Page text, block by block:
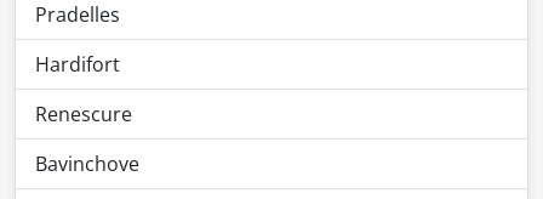
Pradelles
Hardifort
Renescure
Bavinchove